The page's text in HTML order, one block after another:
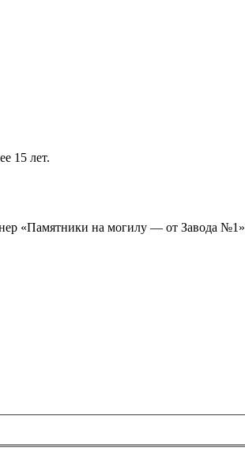
15 лет.
«Памятники на могилу — от Завода №1»